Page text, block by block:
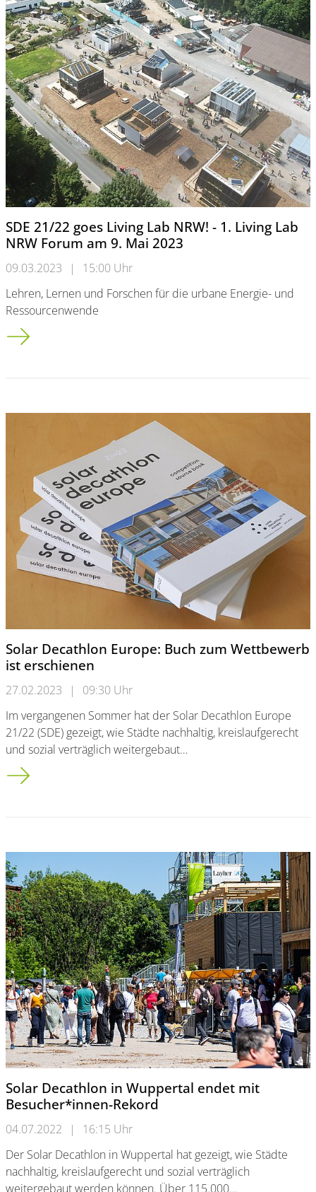
SDE 21/22 goes Living Lab NRW! - 1. Living Lab
NRW Forum am 9. Mai 2023
09.03.2023 |
15:00 Uhr
Lehren, Lernen und Forschen für die urbane Energie- und
Ressourcenwende
SDE 21/22 goes Living Lab NRW! - 1. Living Lab NRW Forum
Solar Decathlon Europe: Buch zum Wettbewerb
ist erschienen
27.02.2023 |
09:30 Uhr
Im vergangenen Sommer hat der Solar Decathlon Europe
21/22 (SDE) gezeigt, wie Städte nachhaltig, kreislaufgerecht
und sozial verträglich weitergebaut…
Solar Decathlon Europe: Buch zum Wettbewerb ist
Solar Decathlon in Wuppertal endet mit
Besucher*innen-Rekord
04.07.2022 |
16:15 Uhr
Der Solar Decathlon in Wuppertal hat gezeigt, wie Städte
nachhaltig, kreislaufgerecht und sozial verträglich
weitergebaut werden können. Über 115.000…